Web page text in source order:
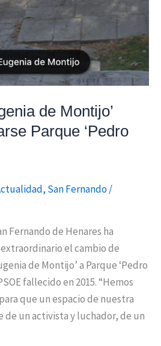
de Montijo’
Parque ‘Pedro
, San Fernando/
Fernando de Henares ha
el cambio de
de Montijo’ a Parque ‘Pedro
fallecido en 2015. “Hemos
que un espacio de nuestra
un activista y luchador, de un